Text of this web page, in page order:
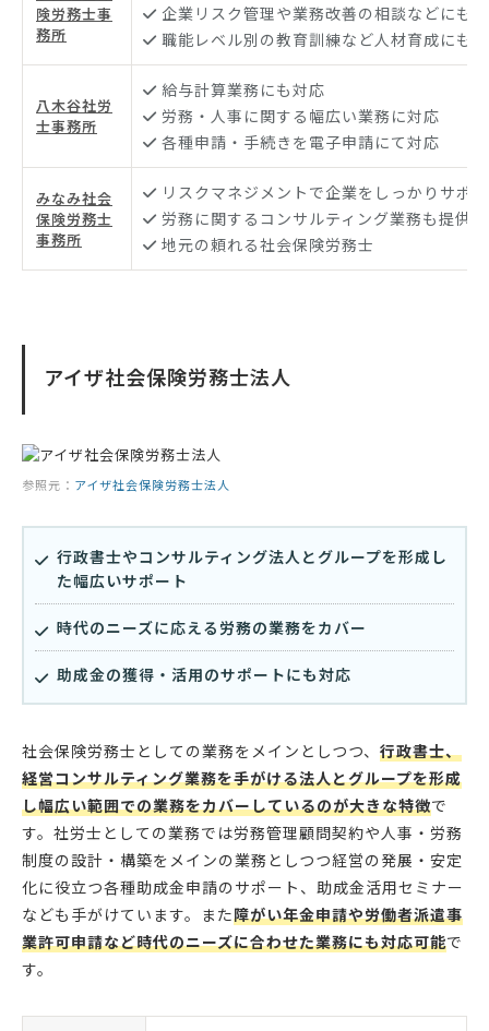
険労務士事
務所
企業リスク管理や業務改善の相談などにも
職能レベル別の教育訓練など人材育成にも
八木谷社労
士事務所
給与計算業務にも対応
労務・人事に関する幅広い業務に対応
各種申請・手続きを電子申請にて対応
みなみ社会
保険労務士
事務所
リスクマネジメントで企業をしっかりサポ
労務に関するコンサルティング業務も提供
地元の頼れる社会保険労務士
アイザ社会保険労務士法人
参照元： アイザ社会保険労務士法人
行政書士やコンサルティング法人とグループを形成し
た幅広いサポート
時代のニーズに応える労務の業務をカバー
助成金の獲得・活用のサポートにも対応
社会保険労務士としての業務をメインとしつつ、 行政書士、
経営コンサルティング業務を手がける法人とグループを形成
し幅広い範囲での業務をカバーしているのが大きな特徴で
す。社労士としての業務では労務管理顧問契約や人事・労務
制度の設計・構築をメインの業務としつつ経営の発展・安定
化に役立つ各種助成金申請のサポート、助成金活用セミナー
なども手がけています。また障がい年金申請や労働者派遣事
業許可申請など時代のニーズに合わせた業務にも対応可能で
す。